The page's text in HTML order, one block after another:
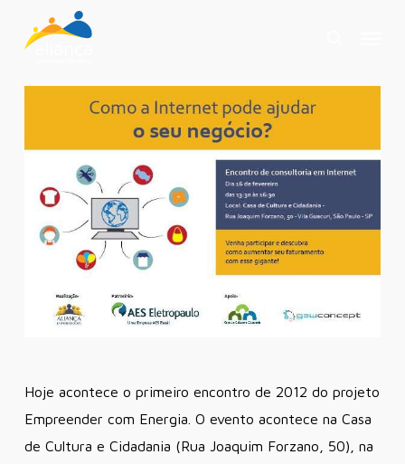
Hoje acontece o primeiro encontro de 2012 do projeto
Empreender com Energia. O evento acontece na Casa
de Cultura e Cidadania (Rua Joaquim Forzano, 50), na